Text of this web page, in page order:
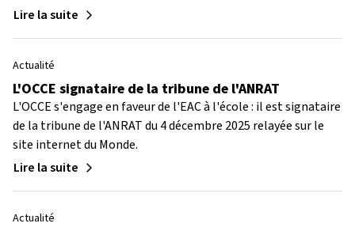
Lire la suite
Actualité
L'OCCE signataire de la tribune de l'ANRAT
L'OCCE s'engage en faveur de l'EAC à l'école : il est signataire
de la tribune de l'ANRAT du 4 décembre 2025 relayée sur le
site internet du Monde.
Lire la suite
Actualité